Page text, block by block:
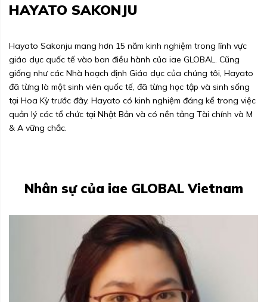
HAYATO SAKONJU
Hayato Sakonju mang hơn 15 năm kinh nghiệm trong lĩnh vực
giáo dục quốc tế vào ban điều hành của iae GLOBAL. Cũng
giống như các Nhà hoạch định Giáo dục của chúng tôi, Hayato
đã từng là một sinh viên quốc tế, đã từng học tập và sinh sống
tại Hoa Kỳ trước đây. Hayato có kinh nghiệm đáng kể trong việc
quản lý các tổ chức tại Nhật Bản và có nền tảng Tài chính và M
& A vững chắc.
Nhân sự của iae GLOBAL Vietnam